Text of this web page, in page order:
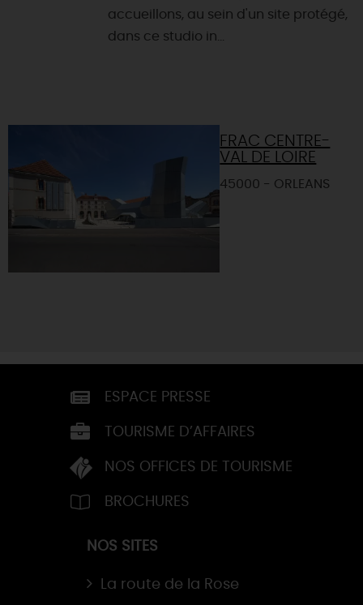
accueillons, au sein d'un site protégé,
dans ce studio in...
FRAC CENTRE-
VAL DE LOIRE
45000 - ORLEANS
ESPACE PRESSE
TOURISME D’AFFAIRES
NOS OFFICES DE TOURISME
BROCHURES
NOS SITES
La route de la Rose